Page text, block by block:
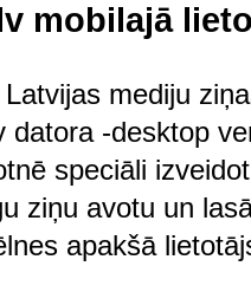
mobilajā
mediju
datora -desktop
speciāli
ziņu avotu un
apakšā